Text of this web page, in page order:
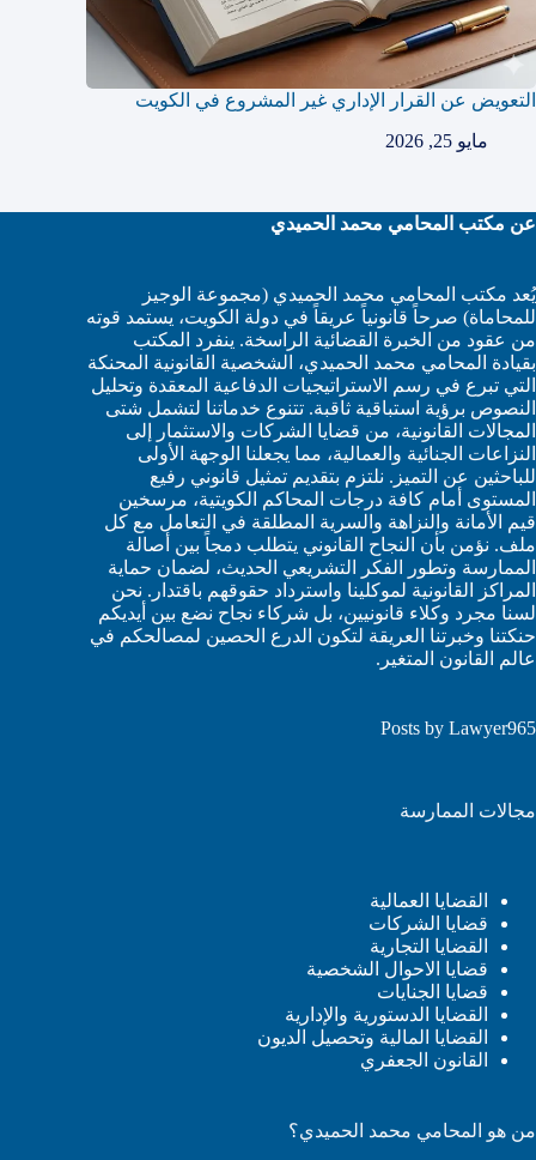
التعويض عن القرار الإداري غير المشروع في الكويت
مايو 25, 2026
عن مكتب المحامي محمد الحميدي
يُعد مكتب المحامي محمد الحميدي (مجموعة الوجيز
للمحاماة) صرحاً قانونياً عريقاً في دولة الكويت، يستمد قوته
من عقود من الخبرة القضائية الراسخة. ينفرد المكتب
بقيادة المحامي محمد الحميدي، الشخصية القانونية المحنكة
التي تبرع في رسم الاستراتيجيات الدفاعية المعقدة وتحليل
النصوص برؤية استباقية ثاقبة. تتنوع خدماتنا لتشمل شتى
المجالات القانونية، من قضايا الشركات والاستثمار إلى
النزاعات الجنائية والعمالية، مما يجعلنا الوجهة الأولى
للباحثين عن التميز. نلتزم بتقديم تمثيل قانوني رفيع
المستوى أمام كافة درجات المحاكم الكويتية، مرسخين
قيم الأمانة والنزاهة والسرية المطلقة في التعامل مع كل
ملف. نؤمن بأن النجاح القانوني يتطلب دمجاً بين أصالة
الممارسة وتطور الفكر التشريعي الحديث، لضمان حماية
المراكز القانونية لموكلينا واسترداد حقوقهم باقتدار. نحن
لسنا مجرد وكلاء قانونيين، بل شركاء نجاح نضع بين أيديكم
حنكتنا وخبرتنا العريقة لتكون الدرع الحصين لمصالحكم في
عالم القانون المتغير.
Posts by Lawyer965
مجالات الممارسة
القضايا العمالية
قضايا الشركات
القضايا التجارية
قضايا الاحوال الشخصية
قضايا الجنايات
القضايا الدستورية والإدارية
القضايا المالية وتحصيل الديون
القانون الجعفري
من هو المحامي محمد الحميدي؟